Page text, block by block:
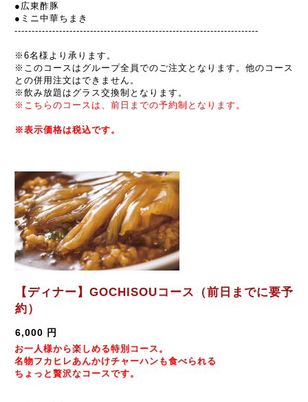
●広東酢豚
●ミニ中華ちまき
-----------------------------------------------------------------------
※6名様より承ります。
※このコースはグループ全員でのご注文となります。他のコース
との併用注文はできません。
※飲み放題はグラス交換制となります。
※こちらのコースは、前日までの予約制となります。
※表示価格は税込です。
【ディナー】GOCHISOUコース（前日までに要予
約）
6,000 円
お一人様から楽しめる特別コース。
名物フカヒレあんかけチャーハンも食べられる
ちょっと贅沢なコースです。